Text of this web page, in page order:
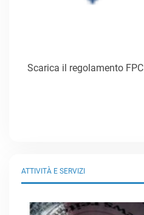
Scarica il regolamento FPC
ATTIVITÀ E SERVIZI